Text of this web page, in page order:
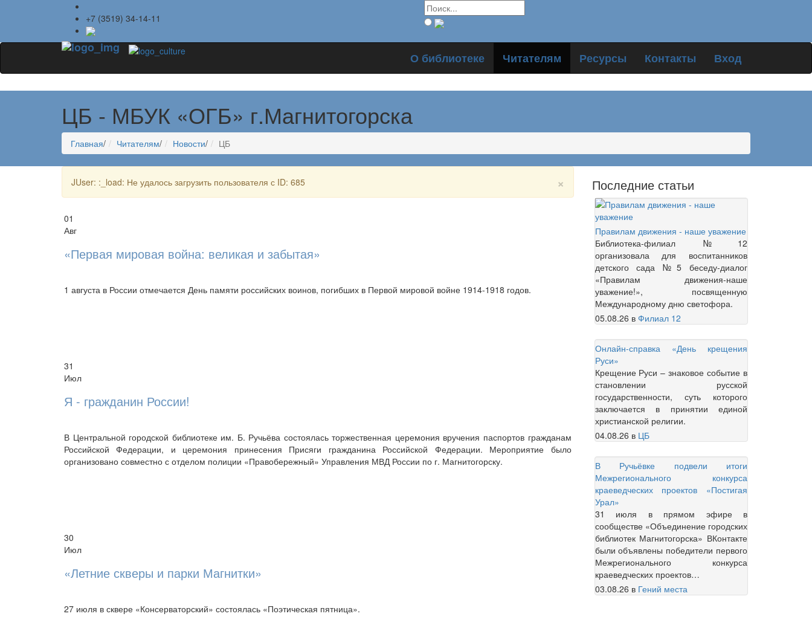
+7 (3519) 34-14-11
О библиотеке Читателям Ресурсы Контакты Вход
ЦБ - МБУК «ОГБ» г.Магнитогорска
Главная/ Читателям/ Новости/ ЦБ
×
JUser: :_load: Не удалось загрузить пользователя с ID: 685
01
Авг
«Первая мировая война: великая и забытая»
1 августа в России отмечается День памяти российских воинов, погибших в Первой мировой войне 1914-1918 годов.
31
Июл
Я - гражданин России!
В Центральной городской библиотеке им. Б. Ручьёва состоялась торжественная церемония вручения паспортов гражданам
Российской Федерации, и церемония принесения Присяги гражданина Российской Федерации. Мероприятие было
организовано совместно с отделом полиции «Правобережный» Управления МВД России по г. Магнитогорску.
30
Июл
«Летние скверы и парки Магнитки»
27 июля в сквере «Консерваторский» состоялась «Поэтическая пятница».
Последние статьи
Правилам движения - наше уважение
Библиотека-филиал №12
организовала для воспитанников
детского сада №5 беседу-диалог
«Правилам движения-наше
уважение!», посвященную
Международному дню светофора.
05.08.26 в Филиал 12
Онлайн-справка «День крещения
Руси»
Крещение Руси – знаковое событие в
становлении русской
государственности, суть которого
заключается в принятии единой
христианской религии.
04.08.26 в ЦБ
В Ручьёвке подвели итоги
Межрегионального конкурса
краеведческих проектов «Постигая
Урал»
31 июля в прямом эфире в
сообществе «Объединение городских
библиотек Магнитогорска» ВКонтакте
были объявлены победители первого
Межрегионального конкурса
краеведческих проектов…
03.08.26 в Гений места